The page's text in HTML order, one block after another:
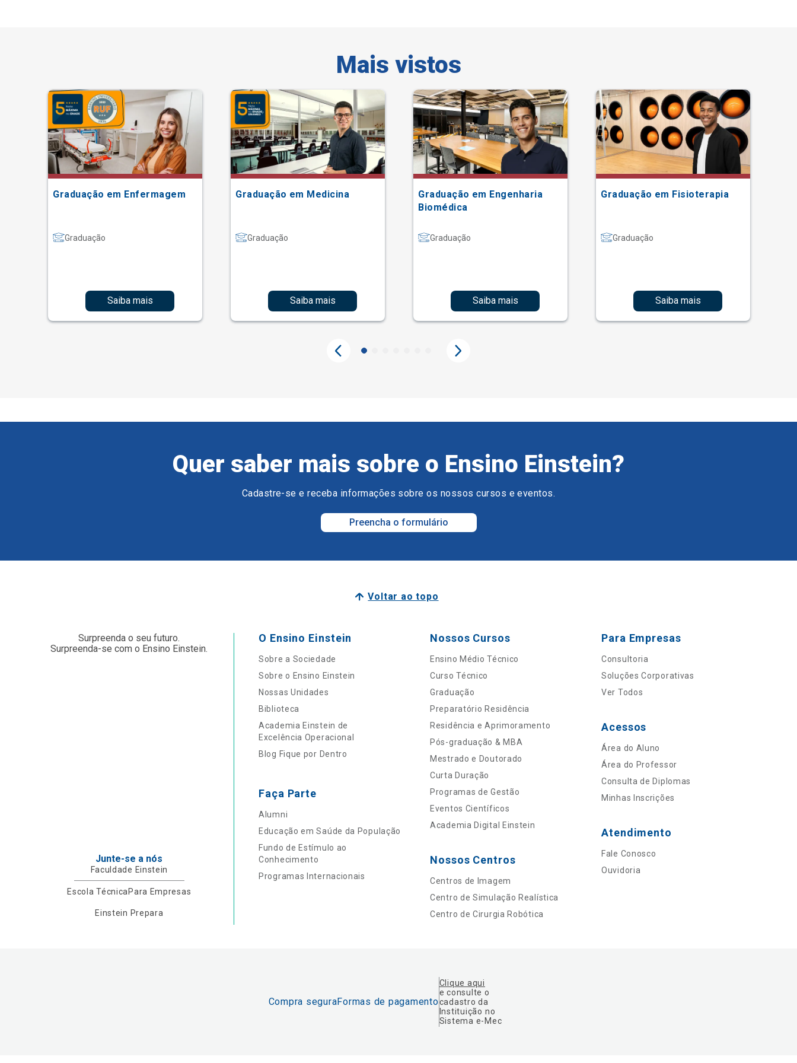
Mais vistos
Graduação em Enfermagem
Graduação
Saiba mais
Graduação em Medicina
Graduação
Saiba mais
Graduação em Engenharia
Biomédica
Graduação
Saiba mais
Graduação em Fisioterapia
Graduação
Saiba mais
Quer saber mais sobre o Ensino Einstein?
Cadastre-se e receba informações sobre os nossos cursos e eventos.
Preencha o formulário
Voltar ao topo
Surpreenda o seu futuro.
Surpreenda-se com o Ensino Einstein.
Junte-se a nós
Faculdade Einstein
Escola Técnica Para Empresas
Einstein Prepara
O Ensino Einstein
Sobre a Sociedade
Sobre o Ensino Einstein
Nossas Unidades
Biblioteca
Academia Einstein de
Excelência Operacional
Blog Fique por Dentro
Faça Parte
Alumni
Educação em Saúde da População
Fundo de Estímulo ao
Conhecimento
Programas Internacionais
Nossos Cursos
Ensino Médio Técnico
Curso Técnico
Graduação
Preparatório Residência
Residência e Aprimoramento
Pós-graduação & MBA
Mestrado e Doutorado
Curta Duração
Programas de Gestão
Eventos Científicos
Academia Digital Einstein
Nossos Centros
Centros de Imagem
Centro de Simulação Realística
Centro de Cirurgia Robótica
Para Empresas
Consultoria
Soluções Corporativas
Ver Todos
Acessos
Área do Aluno
Área do Professor
Consulta de Diplomas
Minhas Inscrições
Atendimento
Fale Conosco
Ouvidoria
Compra seguraFormas de pagamento
Clique aqui
e consulte o
cadastro da
Instituição no
Sistema e-Mec